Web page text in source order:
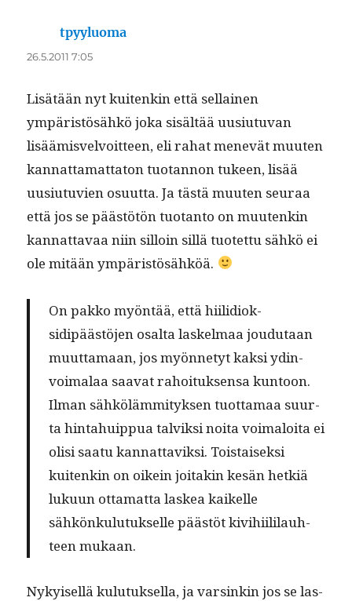
tpyyluoma
26.5.2011 7:05
Lisätään nyt kuitenkin että sel­l­ainen
ympäristösähkö joka sisältää uusi­u­tu­van
lisäämisvelvoit­teen, eli rahat menevät muuten
kan­nat­ta­mat­ta­ton tuotan­non tukeen, lisää
uusi­u­tu­vien osu­ut­ta. Ja tästä muuten seu­raa
että jos se päästötön tuotan­to on muutenkin
kan­nat­tavaa niin sil­loin sil­lä tuotet­tu sähkö ei
ole mitään ympäristösähköä.
On pakko myön­tää, että hiilid­iok­
sidipäästö­jen osalta laskel­maa joudu­taan
muut­ta­maan, jos myön­netyt kak­si ydin­
voimalaa saa­vat rahoituk­sen­sa kun­toon.
Ilman sähköläm­mi­tyk­sen tuot­ta­maa suur­
ta hin­tahuip­pua talviksi noi­ta voimaloi­ta ei
olisi saatu kan­nat­taviksi. Tois­taisek­si
kuitenkin on oikein joitakin kesän het­k­iä
luku­un otta­mat­ta laskea kaikelle
sähkönku­lu­tuk­selle päästöt kivi­hi­ililauh­
teen mukaan.
Nykyisel­lä kulu­tuk­sel­la, ja varsinkin jos se las­